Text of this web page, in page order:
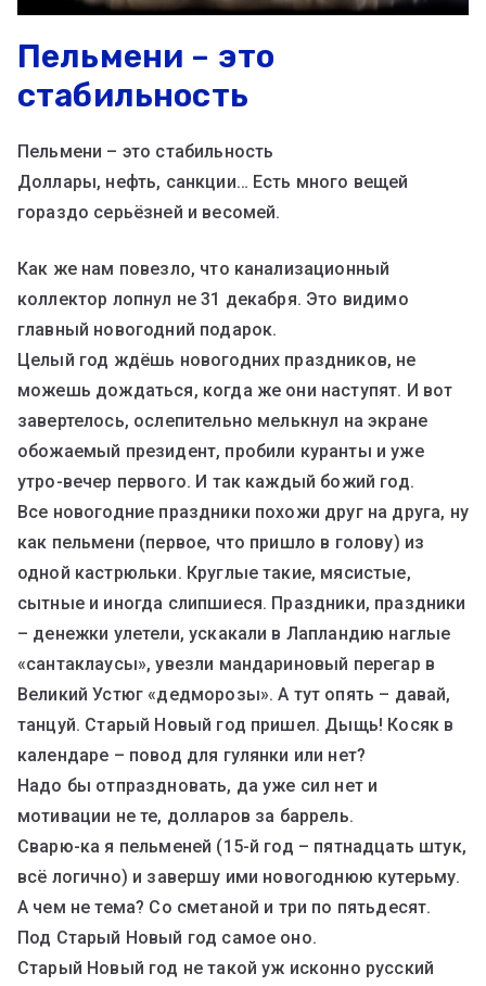
Пельмени – это
стабильность
Пельмени – это стабильность
Доллары, нефть, санкции… Есть много вещей
гораздо серьёзней и весомей.
Как же нам повезло, что канализационный
коллектор лопнул не 31 декабря. Это видимо
главный новогодний подарок.
Целый год ждёшь новогодних праздников, не
можешь дождаться, когда же они наступят. И вот
завертелось, ослепительно мелькнул на экране
обожаемый президент, пробили куранты и уже
утро-вечер первого. И так каждый божий год.
Все новогодние праздники похожи друг на друга, ну
как пельмени (первое, что пришло в голову) из
одной кастрюльки. Круглые такие, мясистые,
сытные и иногда слипшиеся. Праздники, праздники
– денежки улетели, ускакали в Лапландию наглые
«сантаклаусы», увезли мандариновый перегар в
Великий Устюг «дедморозы». А тут опять – давай,
танцуй. Старый Новый год пришел. Дыщь! Косяк в
календаре – повод для гулянки или нет?
Надо бы отпраздновать, да уже сил нет и
мотивации не те, долларов за баррель.
Сварю-ка я пельменей (15-й год – пятнадцать штук,
всё логично) и завершу ими новогоднюю кутерьму.
А чем не тема? Со сметаной и три по пятьдесят.
Под Старый Новый год самое оно.
Старый Новый год не такой уж исконно русский